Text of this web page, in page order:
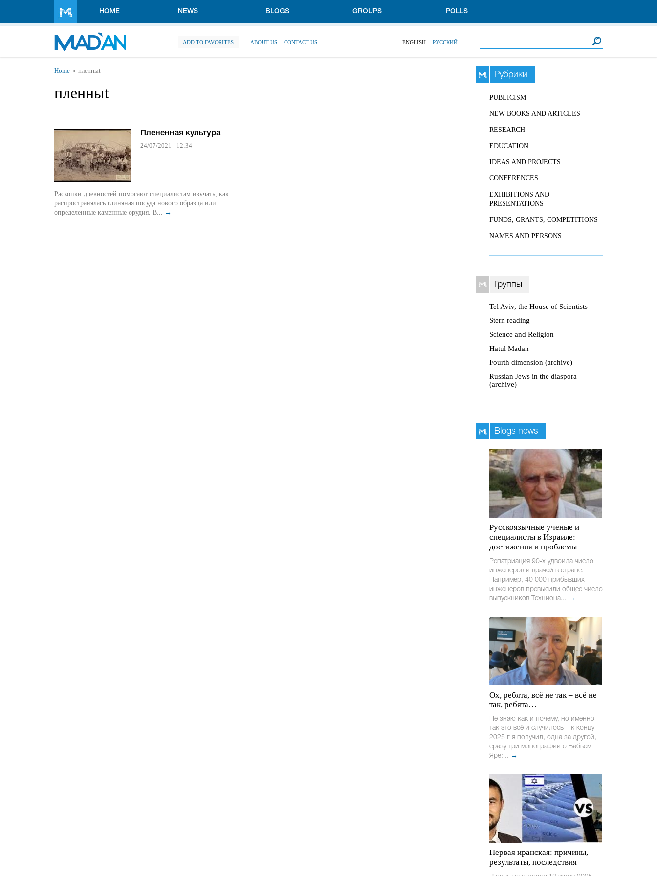
HOME NEWS BLOGS GROUPS POLLS
ADD TO FAVORITES ABOUT US CONTACT US ENGLISH РУССКИЙ
You are here
Home пленныt
пленныt
Плененная культура
24/07/2021 - 12:34
Раскопки древностей помогают специалистам изучать, как
распространялась глиняная посуда нового образца или
определенные каменные орудия. В... →
Рубрики
PUBLICISM
NEW BOOKS AND ARTICLES
RESEARCH
EDUCATION
IDEAS AND PROJECTS
CONFERENCES
EXHIBITIONS AND
PRESENTATIONS
FUNDS, GRANTS, COMPETITIONS
NAMES AND PERSONS
Группы
Tel Aviv, the House of Scientists
Stern reading
Science and Religion
Hatul Madan
Fourth dimension (archive)
Russian Jews in the diaspora
(archive)
Blogs news
Русскоязычные ученые и
специалисты в Израиле:
достижения и проблемы
Репатриация 90-х удвоила число
инженеров и врачей в стране.
Например, 40 000 прибывших
инженеров превысили общее число
выпускников Техниона... →
Ох, ребята, всё не так – всё не
так, ребята…
Не знаю как и почему, но именно
так это всё и случилось – к концу
2025 г я получил, одна за другой,
сразу три монографии о Бабьем
Яре:... →
Первая иранская: причины,
результаты, последствия